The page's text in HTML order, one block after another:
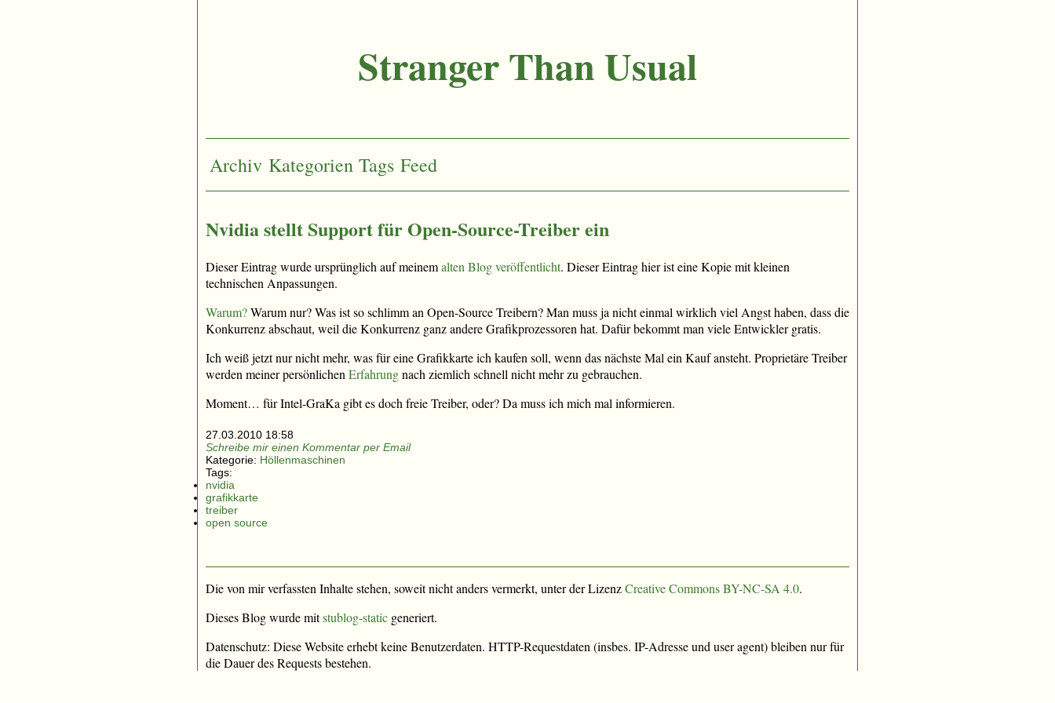
Stranger Than Usual
Archiv Kategorien Tags Feed
Nvidia stellt Support für Open-Source-Treiber ein
Dieser Eintrag wurde ursprünglich auf meinemalten Blog veröffentlicht. Dieser Eintrag hier ist eine Kopie mit kleinen
technischen Anpassungen.
Warum?Warum nur? Was ist so schlimm an Open-Source Treibern? Man muss ja nicht einmal wirklich viel Angst haben, dass die
Konkurrenz abschaut, weil die Konkurrenz ganz andere Grafikprozessoren hat. Dafür bekommt man viele Entwickler gratis.
Ich weiß jetzt nur nicht mehr, was für eine Grafikkarte ich kaufen soll, wenn das nächste Mal ein Kauf ansteht. Proprietäre Treiber
werden meiner persönlichen Erfahrungnach ziemlich schnell nicht mehr zu gebrauchen.
Moment… für Intel-GraKa gibt es doch freie Treiber, oder? Da muss ich mich mal informieren.
27.03.2010 18:58
Schreibe mir einen Kommentar per Email
Kategorie: Höllenmaschinen
Tags:
nvidia
grafikkarte
treiber
open source
Die von mir verfassten Inhalte stehen, soweit nicht anders vermerkt, unter der LizenzCreative Commons BY-NC-SA 4.0.
Dieses Blog wurde mitstublog-static generiert.
Datenschutz: Diese Website erhebt keine Benutzerdaten. HTTP-Requestdaten (insbes. IP-Adresse und user agent) bleiben nur für
die Dauer des Requests bestehen.